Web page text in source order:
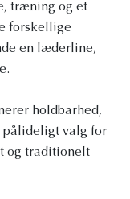
træning og et
forskellige
en læderline,
holdbarhed,
pålideligt valg for
og traditionelt